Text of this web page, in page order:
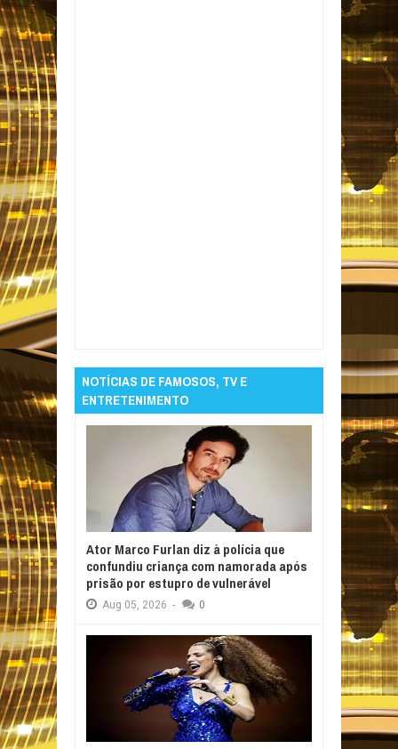
NOTÍCIAS DE FAMOSOS, TV E
ENTRETENIMENTO
Ator Marco Furlan diz à polícia que
confundiu criança com namorada após
prisão por estupro de vulnerável
Aug 05, 2026 - 0